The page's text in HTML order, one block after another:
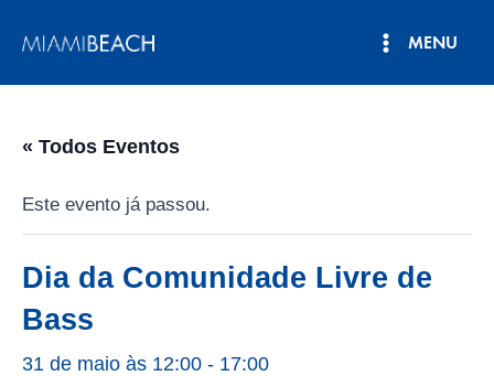
para
MENU
« Todos Eventos
Este evento já passou.
Dia da Comunidade Livre de
Bass
31 de maio às 12:00 - 17:00